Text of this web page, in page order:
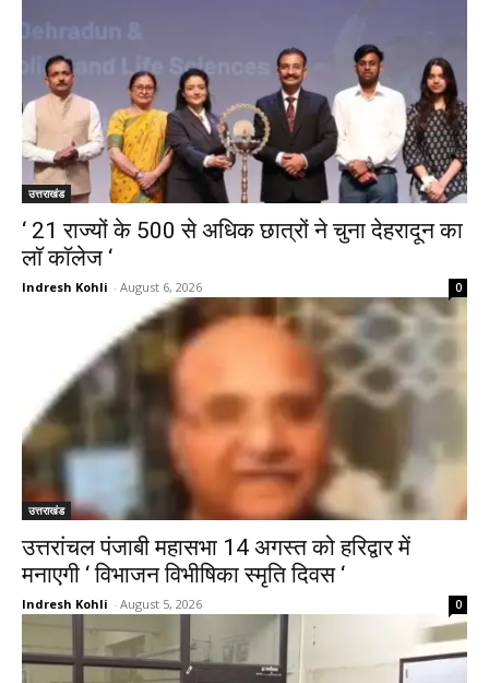
उत्तराखंड
‘ 21 राज्यों के 500 से अधिक छात्रों ने चुना देहरादून का
लाॅ काॅलेज ‘
Indresh Kohli - August 6, 2026 0
उत्तराखंड
उत्तरांचल पंजाबी महासभा 14 अगस्त को हरिद्वार में
मनाएगी ‘ विभाजन विभीषिका स्मृति दिवस ‘
Indresh Kohli - August 5, 2026 0